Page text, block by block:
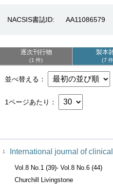
NACSIS書誌ID AA11086579
逐次刊行物
1 件
製本
7
並べ替える
1ページあたり
1 International journal of
Vol.8 No.1 (39)- Vol.8 No.6 (44)
Churchill Livingstone